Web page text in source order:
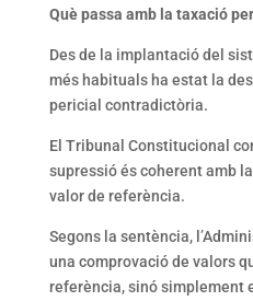
Què passa amb la taxació
Des de la implantació del
més habituals ha estat la
pericial contradictòria.
El Tribunal Constitucional
supressió és coherent amb
valor de referència.
Segons la sentència,
una comprovació de valors
referència, sinó simplement